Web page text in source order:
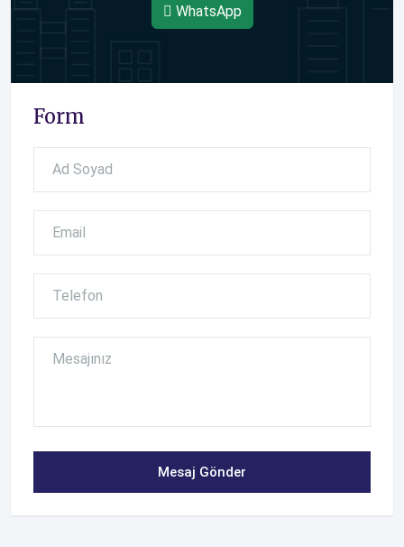
WhatsApp
Form